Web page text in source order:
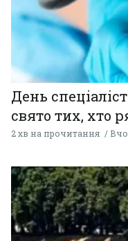
День
свято тих, хто
2 хв на прочитання